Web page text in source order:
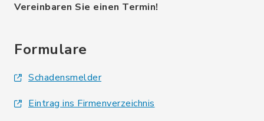
Vereinbaren Sie einen Termin!
Formulare
Schadensmelder
Eintrag ins Firmenverzeichnis